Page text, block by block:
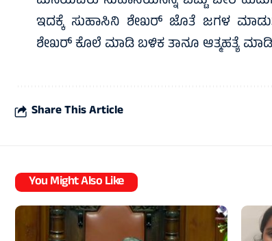
ಇದಕ್ಕೆ ಸುಹಾಸಿನಿ ಶೇಖರ್ ಜೊತೆ ಜಗಳ
ಶೇಖರ್ ಕೊಲೆ ಮಾಡಿ ಬಳಿಕ ತಾನೂ ಆತ್ಮಹತ್ಯೆ
Share This Article
You Might Also Like